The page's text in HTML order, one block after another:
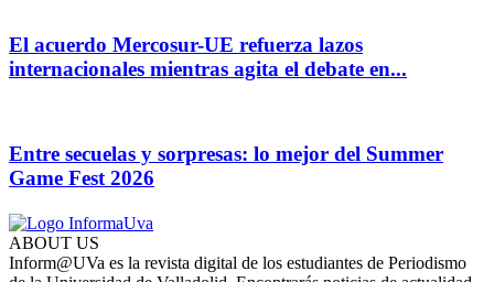
El acuerdo Mercosur-UE refuerza lazos
internacionales mientras agita el debate en...
Entre secuelas y sorpresas: lo mejor del Summer
Game Fest 2026
ABOUT US
Inform@UVa es la revista digital de los estudiantes de Periodismo